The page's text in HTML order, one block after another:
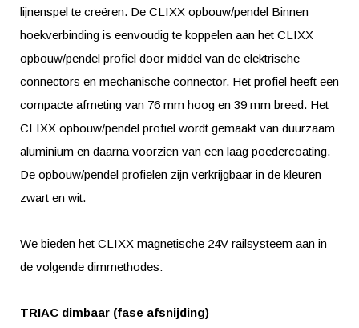
lijnenspel te creëren. De CLIXX opbouw/pendel Binnen
hoekverbinding is eenvoudig te koppelen aan het CLIXX
opbouw/pendel profiel door middel van de elektrische
connectors en mechanische connector. Het profiel heeft een
compacte afmeting van 76 mm hoog en 39 mm breed. Het
CLIXX opbouw/pendel profiel wordt gemaakt van duurzaam
aluminium en daarna voorzien van een laag poedercoating.
De opbouw/pendel profielen zijn verkrijgbaar in de kleuren
zwart en wit.
We bieden het CLIXX magnetische 24V railsysteem aan in
de volgende dimmethodes:
TRIAC dimbaar (fase afsnijding)